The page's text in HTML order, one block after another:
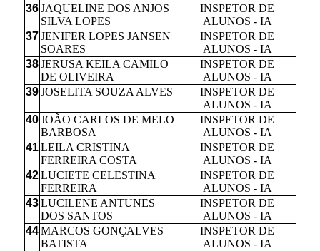
36 JAQUELINE DOS ANJOS
SILVA LOPES
INSPETOR DE
ALUNOS - IA
37 JENIFER LOPES JANSEN
SOARES
INSPETOR DE
ALUNOS - IA
38 JERUSA KEILA CAMILO
DE OLIVEIRA
INSPETOR DE
ALUNOS - IA
39 JOSELITA SOUZA ALVES
INSPETOR DE
ALUNOS - IA
40 JOÃO CARLOS DE MELO
BARBOSA
INSPETOR DE
ALUNOS - IA
41 LEILA CRISTINA
FERREIRA COSTA
INSPETOR DE
ALUNOS - IA
42 LUCIETE CELESTINA
FERREIRA
INSPETOR DE
ALUNOS - IA
43 LUCILENE ANTUNES
DOS SANTOS
INSPETOR DE
ALUNOS - IA
44 MARCOS GONÇALVES
BATISTA
INSPETOR DE
ALUNOS - IA